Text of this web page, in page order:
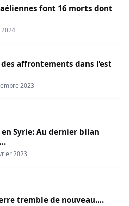
font 16 morts dont
affrontements dans l’est
2023
Syrie: Au dernier bilan
2023
tremble de nouveau….